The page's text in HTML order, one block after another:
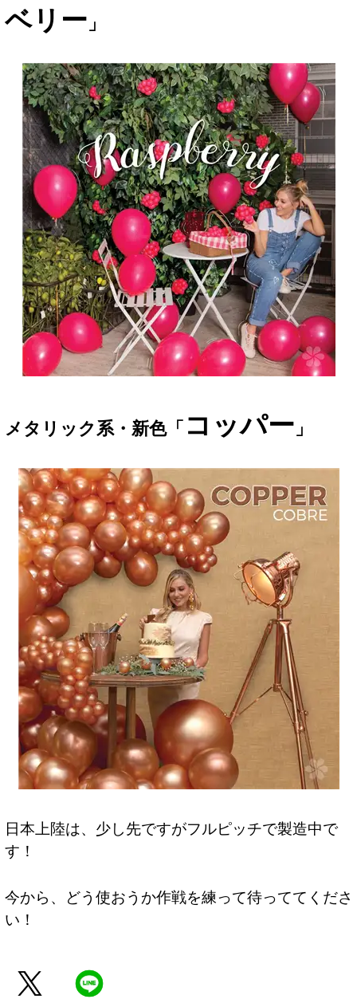
ベリー」
メタリック系・新色「コッパー 」
日本上陸は、少し先ですがフルピッチで製造中で
す！
今から、どう使おうか作戦を練って待っててくださ
い！